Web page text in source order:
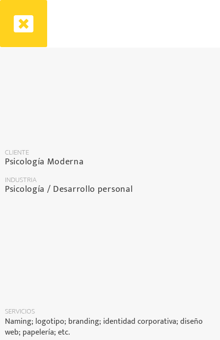
CLIENTE
Psicología Moderna
INDUSTRIA
Psicología / Desarrollo personal
SERVICIOS
Naming; logotipo; branding; identidad corporativa; diseño
web; papelería; etc.